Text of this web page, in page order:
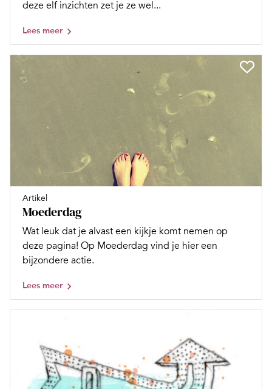
deze elf inzichten zet je ze wel...
Lees meer
Artikel
Moederdag
Wat leuk dat je alvast een kijkje komt nemen op
deze pagina! Op Moederdag vind je hier een
bijzondere actie.
Lees meer